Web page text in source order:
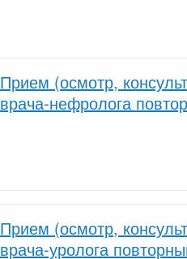
Прием (осмотр,
врача-нефролога
Прием (осмотр,
врача-уролога